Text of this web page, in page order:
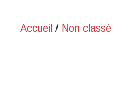
Accueil / Non classé